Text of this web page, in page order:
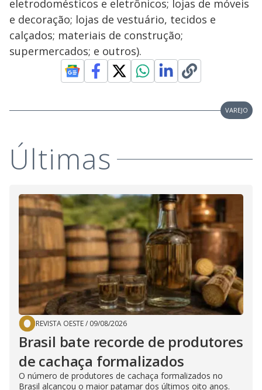
eletrodomésticos e eletrônicos; lojas de móveis
e decoração; lojas de vestuário, tecidos e
calçados; materiais de construção;
supermercados; e outros).
VAREJO
Últimas
REVISTA OESTE/ 09/08/2026
Brasil bate recorde de produtores
de cachaça formalizados
O número de produtores de cachaça formalizados no
Brasil alcançou o maior patamar dos últimos oito anos.